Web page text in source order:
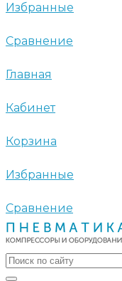
Избранные
Сравнение
Главная
Кабинет
Корзина
Избранные
Сравнение